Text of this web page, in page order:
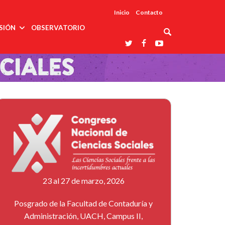
Inicio Contacto
ciencias
pública
social
Asociaciones
profesionales
temáticas
Laboratorios
nacionales
Entidades
afines
De México
En Su 475
Aniversario
OBSERVATORIO
23 al 27 de marzo, 2026
Posgrado de la Facultad de Contaduría y
Administración, UACH, Campus II,